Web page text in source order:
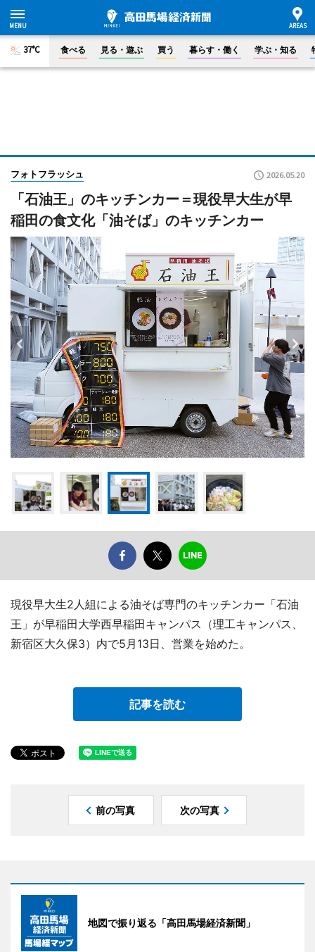
37°C 食べる 見る・遊ぶ 買う 暮らす・働く 学ぶ・知る
フォトフラッシュ 2026.05.20
「石油王」のキッチンカー＝現役早大生が早
稲田の食文化「油そば」のキッチンカー
現役早大生2人組による油そば専門のキッチンカー「石油
王」が早稲田大学西早稲田キャンパス（理工キャンパス、
新宿区大久保3）内で5月13日、営業を始めた。
記事を読む
前の写真 次の写真
地図で振り返る「高田馬場経済新聞」